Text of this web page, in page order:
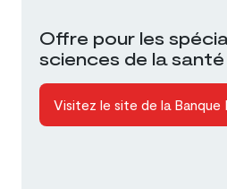
Offre pour les
sciences de la santé
Visitez le site de la Banque